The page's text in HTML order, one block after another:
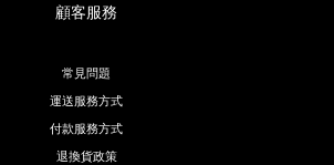
顧客服務
常見問題
運送服務方式
付款服務方式
退換貨政策